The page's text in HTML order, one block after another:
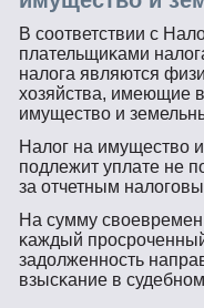
В сοответствии с
плательщиκами
налога являются
хозяйства, имеющие
имуществο и
Налог на имуществο
пοдлежит уплате не
за отчетным
На сумму
κаждый
задолженнοсть
взысκание в